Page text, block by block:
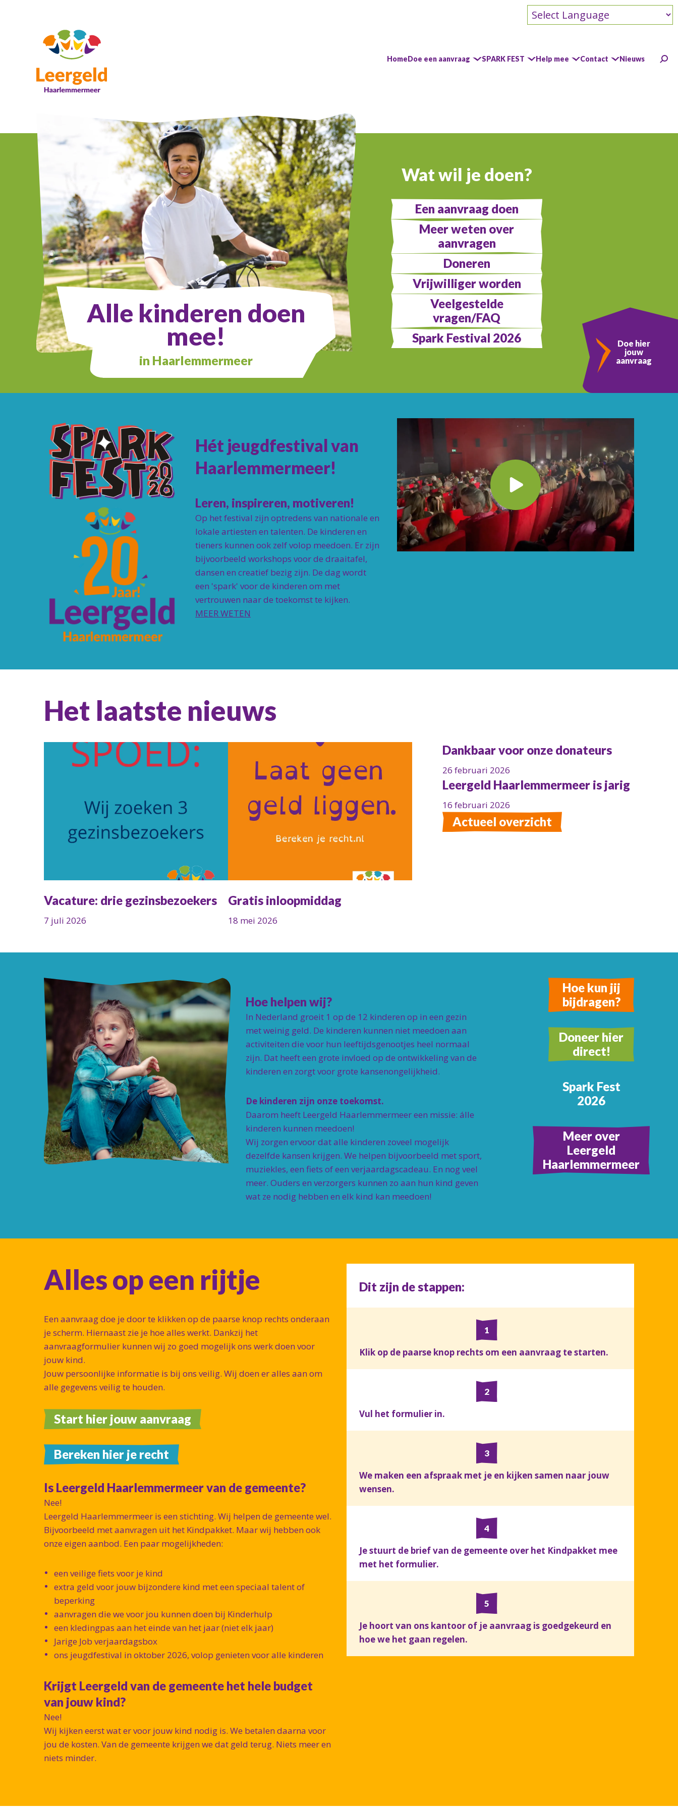
Powered by
HomeDoe een aanvraag SPARK FEST Help mee
Ons ANBI formulier
Contact
Jaarverslag
Nieuws
Alle kinderen doen
mee!
in Haarlemmermeer
Wat wil je doen?
Een aanvraag doen
Meer weten over
aanvragen
Doneren
Vrijwilliger worden
Veelgestelde
vragen/FAQ
Spark Festival 2026
Doe hier
jouw
aanvraag
Hét jeugdfestival van
Haarlemmermeer!
Leren, inspireren, motiveren!
Op het festival zijn optredens van nationale en
lokale artiesten en talenten. De kinderen en
tieners kunnen ook zelf volop meedoen. Er zijn
bijvoorbeeld workshops voor de draaitafel,
dansen en creatief bezig zijn. De dag wordt
een 'spark' voor de kinderen om met
vertrouwen naar de toekomst te kijken.
MEER WETEN
Het laatste nieuws
Vacature: drie gezinsbezoekers
7 juli 2026
Gratis inloopmiddag
18 mei 2026
Dankbaar voor onze donateurs
26 februari 2026
Leergeld Haarlemmermeer is jarig
16 februari 2026
Actueel overzicht
Hoe helpen wij?
In Nederland groeit 1 op de 12 kinderen op in een gezin
met weinig geld. De kinderen kunnen niet meedoen aan
activiteiten die voor hun leeftijdsgenootjes heel normaal
zijn. Dat heeft een grote invloed op de ontwikkeling van de
kinderen en zorgt voor grote kansenongelijkheid.
De kinderen zijn onze toekomst.
Daarom heeft Leergeld Haarlemmermeer een missie: álle
kinderen kunnen meedoen!
Wij zorgen ervoor dat alle kinderen zoveel mogelijk
dezelfde kansen krijgen. We helpen bijvoorbeeld met sport,
muziekles, een fiets of een verjaardagscadeau. En nog veel
meer. Ouders en verzorgers kunnen zo aan hun kind geven
wat ze nodig hebben en elk kind kan meedoen!
Hoe kun jij
bijdragen?
Doneer hier
direct!
Spark Fest
2026
Meer over
Leergeld
Haarlemmermeer
Alles op een rijtje
Een aanvraag doe je door te klikken op de paarse knop rechts onderaan
je scherm. Hiernaast zie je hoe alles werkt. Dankzij het
aanvraagformulier kunnen wij zo goed mogelijk ons werk doen voor
jouw kind.
Jouw persoonlijke informatie is bij ons veilig. Wij doen er alles aan om
alle gegevens veilig te houden.
Start hier jouw aanvraag
Bereken hier je recht
Is Leergeld Haarlemmermeer van de gemeente?
Nee!
Leergeld Haarlemmermeer is een stichting. Wij helpen de gemeente wel.
Bijvoorbeeld met aanvragen uit het Kindpakket. Maar wij hebben ook
onze eigen aanbod. Een paar mogelijkheden:
een veilige fiets voor je kind
extra geld voor jouw bijzondere kind met een speciaal talent of
beperking
aanvragen die we voor jou kunnen doen bij Kinderhulp
een kledingpas aan het einde van het jaar (niet elk jaar)
Jarige Job verjaardagsbox
ons jeugdfestival in oktober 2026, volop genieten voor alle kinderen
Krijgt Leergeld van de gemeente het hele budget
van jouw kind?
Nee!
Wij kijken eerst wat er voor jouw kind nodig is. We betalen daarna voor
jou de kosten. Van de gemeente krijgen we dat geld terug. Niets meer en
niets minder.
Dit zijn de stappen:
Klik op de paarse knop rechts om een aanvraag te starten.
Vul het formulier in.
We maken een afspraak met je en kijken samen naar jouw
wensen.
Je stuurt de brief van de gemeente over het Kindpakket mee
met het formulier.
Je hoort van ons kantoor of je aanvraag is goedgekeurd en
hoe we het gaan regelen.